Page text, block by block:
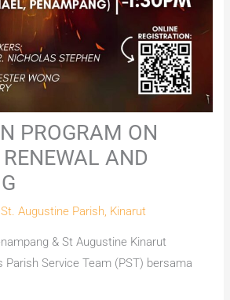
PROGRAM ON
AND
|St. Augustine Parish, Kinarut
& St Augustine Kinarut
Parish Service Team (PST) bersama